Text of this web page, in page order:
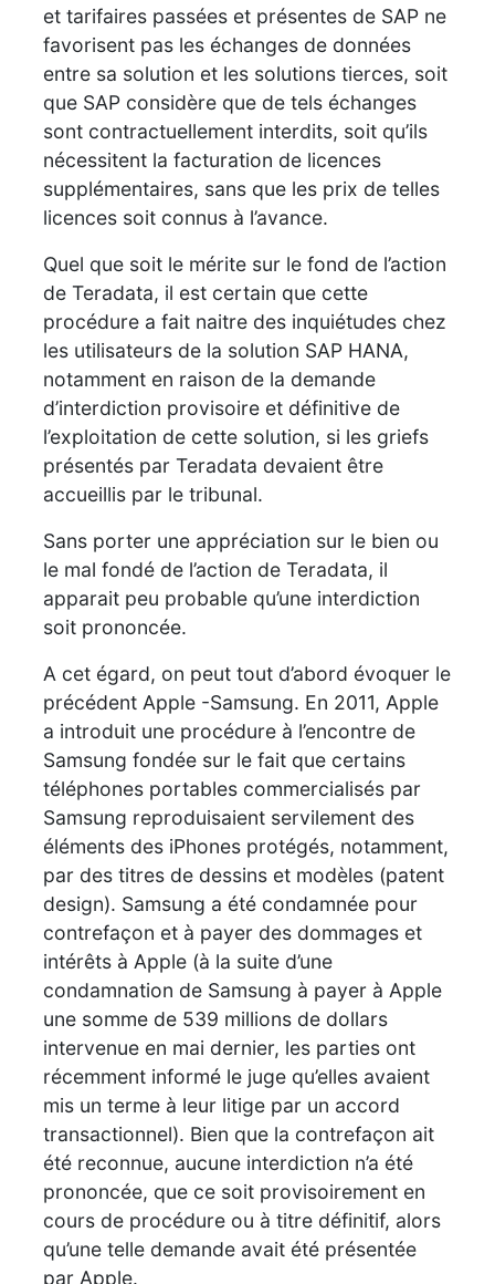
et tarifaires passées et présentes de SAP ne
favorisent pas les échanges de données
entre sa solution et les solutions tierces, soit
que SAP considère que de tels échanges
sont contractuellement interdits, soit qu’ils
nécessitent la facturation de licences
supplémentaires, sans que les prix de telles
licences soit connus à l’avance.
Quel que soit le mérite sur le fond de l’action
de Teradata, il est certain que cette
procédure a fait naitre des inquiétudes chez
les utilisateurs de la solution SAP HANA,
notamment en raison de la demande
d’interdiction provisoire et définitive de
l’exploitation de cette solution, si les griefs
présentés par Teradata devaient être
accueillis par le tribunal.
Sans porter une appréciation sur le bien ou
le mal fondé de l’action de Teradata, il
apparait peu probable qu’une interdiction
soit prononcée.
A cet égard, on peut tout d’abord évoquer le
précédent Apple -Samsung. En 2011, Apple
a introduit une procédure à l’encontre de
Samsung fondée sur le fait que certains
téléphones portables commercialisés par
Samsung reproduisaient servilement des
éléments des iPhones protégés, notamment,
par des titres de dessins et modèles (patent
design). Samsung a été condamnée pour
contrefaçon et à payer des dommages et
intérêts à Apple (à la suite d’une
condamnation de Samsung à payer à Apple
une somme de 539 millions de dollars
intervenue en mai dernier, les parties ont
récemment informé le juge qu’elles avaient
mis un terme à leur litige par un accord
transactionnel). Bien que la contrefaçon ait
été reconnue, aucune interdiction n’a été
prononcée, que ce soit provisoirement en
cours de procédure ou à titre définitif, alors
qu’une telle demande avait été présentée
par Apple.